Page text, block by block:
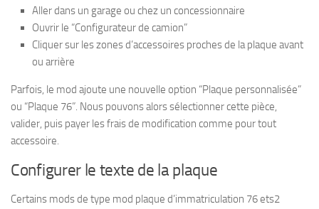
Aller dans un garage ou chez un concessionnaire
Ouvrir le “Configurateur de camion”
Cliquer sur les zones d’accessoires proches de la plaque avant
ou arrière
Parfois, le mod ajoute une nouvelle option “Plaque personnalisée”
ou “Plaque 76”. Nous pouvons alors sélectionner cette pièce,
valider, puis payer les frais de modification comme pour tout
accessoire.
Configurer le texte de la plaque
Certains mods de type mod plaque d’immatriculation 76 ets2